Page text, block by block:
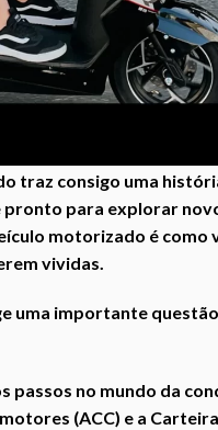
traz consigo uma
pronto para explorar
motorizado é como
vividas.
uma importante
passos no mundo da
(ACC) e a